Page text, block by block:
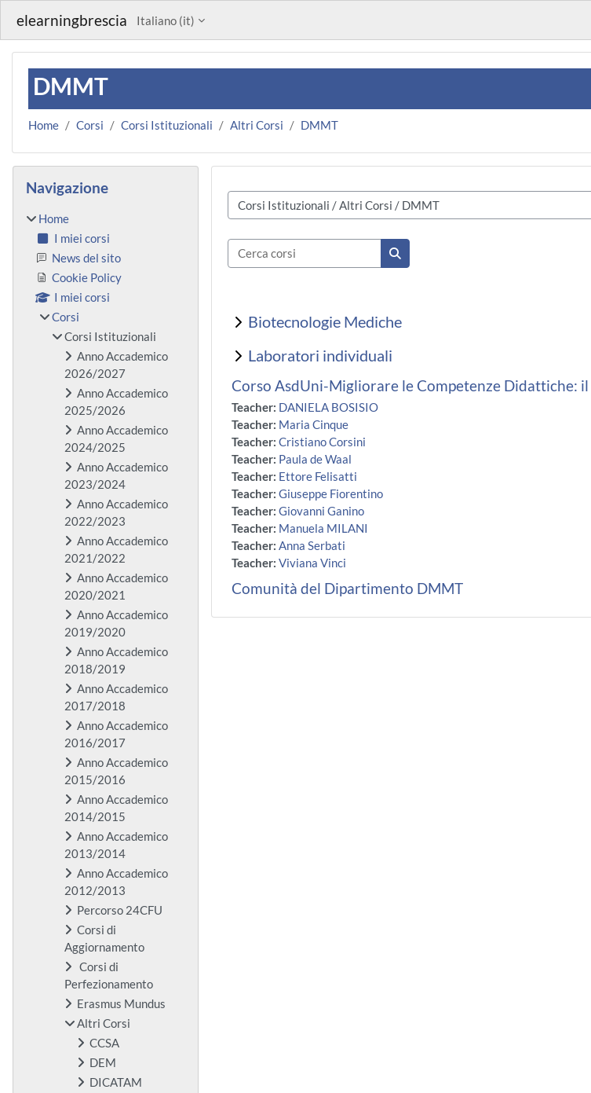
elearningbrescia Italiano ‎(it)‎
DMMT
Home Corsi Corsi Istituzionali Altri Corsi DMMT
Categorie di corso
Cerca corsi
Cerca corsi
Biotecnologie Mediche
Laboratori individuali
Corso AsdUni-Migliorare le Competenze Didattiche:
Teacher: DANIELA BOSISIO
Teacher: Maria Cinque
Teacher: Cristiano Corsini
Teacher: Paula de Waal
Teacher: Ettore Felisatti
Teacher: Giuseppe Fiorentino
Teacher: Giovanni Ganino
Teacher: Manuela MILANI
Teacher: Anna Serbati
Teacher: Viviana Vinci
Comunità del Dipartimento DMMT
Blocchi
Navigazione
Home
I miei corsi
News del sito
Cookie Policy
I miei corsi
Corsi
Corsi Istituzionali
Anno Accademico
2026/2027
Anno Accademico
2025/2026
Anno Accademico
2024/2025
Anno Accademico
2023/2024
Anno Accademico
2022/2023
Anno Accademico
2021/2022
Anno Accademico
2020/2021
Anno Accademico
2019/2020
Anno Accademico
2018/2019
Anno Accademico
2017/2018
Anno Accademico
2016/2017
Anno Accademico
2015/2016
Anno Accademico
2014/2015
Anno Accademico
2013/2014
Anno Accademico
2012/2013
Percorso 24CFU
Corsi di
Aggiornamento
Corsi di
Perfezionamento
Erasmus Mundus
Altri Corsi
CCSA
DEM
DICATAM